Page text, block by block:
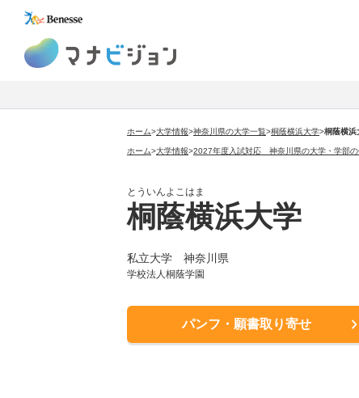
ホーム>大学情報>神奈川県の大学一覧>桐蔭横浜大学>桐蔭横浜
ホーム>大学情報>2027年度入試対応 神奈川県の大学・学部の
とういんよこはま
桐蔭横浜大学
私立大学 神奈川県
学校法人桐蔭学園
パンフ・願書取り寄せ